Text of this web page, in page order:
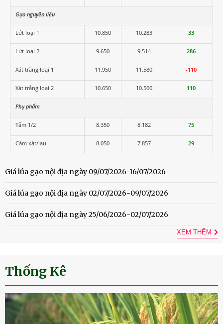
Gạo nguyên liệu
Lứt loại 1 10.850 10.283 33
Lứt loại 2 9.650 9.514 286
Xát trắng loại 1 11.950 11.580 -110
Xát trắng loại 2 10.650 10.560 110
Phụ phẩm
Tấm 1/2 8.350 8.182 75
Cám xát/lau 8.050 7.857 29
Giá lúa gạo nội địa ngày 09/07/2026-16/07/2026
Giá lúa gạo nội địa ngày 02/07/2026-09/07/2026
Giá lúa gạo nội địa ngày 25/06/2026-02/07/2026
XEM THÊM
Thống Kê